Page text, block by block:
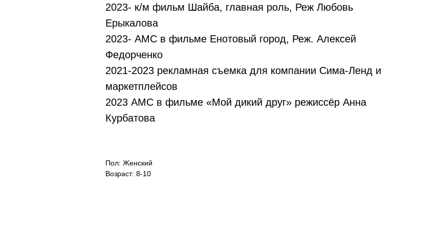
2023- к/м фильм Шайба, главная роль, Реж Любовь
Ерыкалова
2023- АМС в фильме Енотовый город, Реж. Алексей
Федорченко
2021-2023 рекламная съемка для компании Сима-Ленд и
маркетплейсов
2023 АМС в фильме «Мой дикий друг» режиссёр Анна
Курбатова
Пол: Женский
Возраст: 8-10